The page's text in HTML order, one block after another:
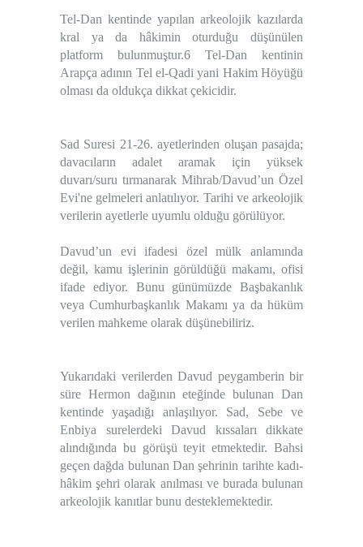
Tel-Dan kentinde yapılan arkeolojik kazılarda
kral ya da hâkimin oturduğu düşünülen
platform bulunmuştur.6 Tel-Dan kentinin
Arapça adının Tel el-Qadi yani Hakim Höyüğü
olması da oldukça dikkat çekicidir.
Sad Suresi 21-26. ayetlerinden oluşan pasajda;
davacıların adalet aramak için yüksek
duvarı/suru tırmanarak Mihrab/Davud’un Özel
Evi'ne gelmeleri anlatılıyor. Tarihi ve arkeolojik
verilerin ayetlerle uyumlu olduğu görülüyor.
Davud’un evi ifadesi özel mülk anlamında
değil, kamu işlerinin görüldüğü makamı, ofisi
ifade ediyor. Bunu günümüzde Başbakanlık
veya Cumhurbaşkanlık Makamı ya da hüküm
verilen mahkeme olarak düşünebiliriz.
Yukarıdaki verilerden Davud peygamberin bir
süre Hermon dağının eteğinde bulunan Dan
kentinde yaşadığı anlaşılıyor. Sad, Sebe ve
Enbiya surelerdeki Davud kıssaları dikkate
alındığında bu görüşü teyit etmektedir. Bahsi
geçen dağda bulunan Dan şehrinin tarihte kadı-
hâkim şehri olarak anılması ve burada bulunan
arkeolojik kanıtlarbunu desteklemektedir.